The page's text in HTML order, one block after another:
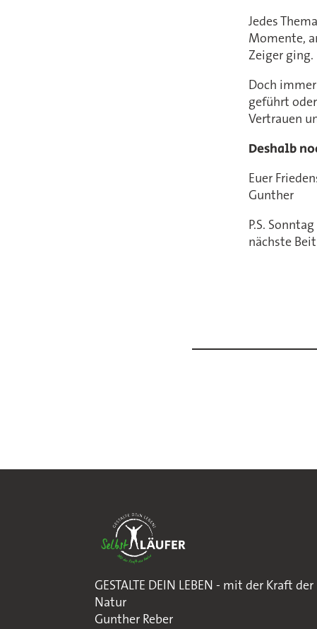
Jedes
Momente,
Zeiger ging.
Doch
geführt
Vertrauen
Deshalb
Euer
Gunther
P.S.
nächste
GESTALTE DEIN LEBEN - mit der Kraft der
Natur
Gunther Reber